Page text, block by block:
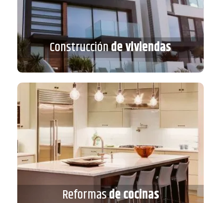
Construcciónde viviendas
Construcción de viviendas
VER MÁS
Reformasde cocinas
Reformasde cocinas
VER MÁS